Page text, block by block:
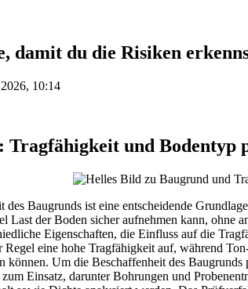
damit du die Risiken
10:14
Tragfähigkeit und Bodentyp
des Baugrunds ist eine entscheidende
Last der Boden sicher aufnehmen kann, ohne
Eigenschaften, die Einfluss auf die
Regel eine hohe Tragfähigkeit auf, während
können. Um die Beschaffenheit des
Einsatz, darunter Bohrungen und